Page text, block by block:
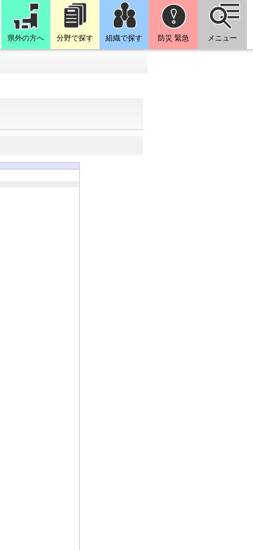
県外の方へ 分野で探す 組織で探す 防災 緊急 メニュー